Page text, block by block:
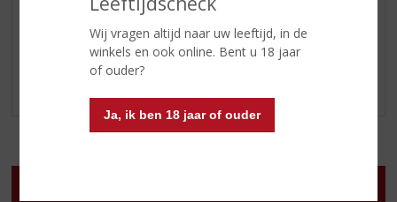
Wij vragen altijd naar uw leeftijd, in de
winkels en ook online. Bent u 18 jaar
of ouder?
Ja, ik ben 18 jaar of ouder
PARTY EN VERHUUR
ALCOHOLVRIJE DRANKEN
VEGAN DRANKEN